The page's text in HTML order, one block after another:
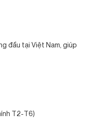
đầu tại Việt Nam, giúp
T2-T6)